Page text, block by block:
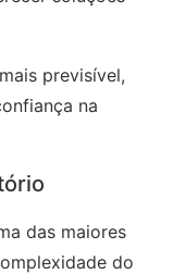
previsível,
na
das maiores
do